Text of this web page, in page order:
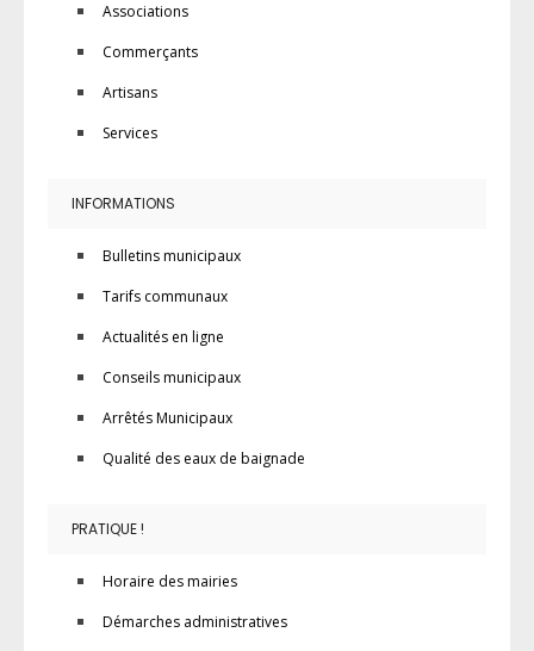
Associations
Commerçants
Artisans
Services
INFORMATIONS
Bulletins municipaux
Tarifs communaux
Actualités en ligne
Conseils municipaux
Arrêtés Municipaux
Qualité des eaux de baignade
PRATIQUE !
Horaire des mairies
Démarches administratives